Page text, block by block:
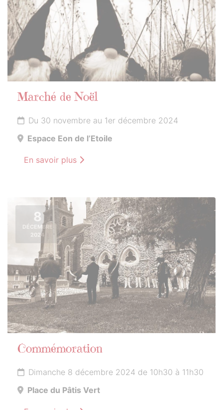
Marché de Noël
Du 30 novembre au 1er décembre 2024
Espace Eon de l’Etoile
En savoir plus
8
DÉCEMBRE
2024
Commémoration
Dimanche 8 décembre 2024 de 10h30 à 11h30
Place du Pâtis Vert